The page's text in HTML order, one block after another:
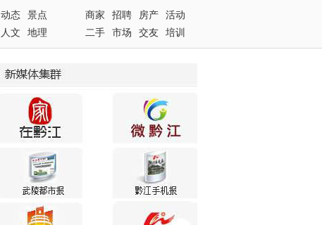
动态
景点
人文
地理
商家 招聘 房产
活动
二手
市场 交友 培训